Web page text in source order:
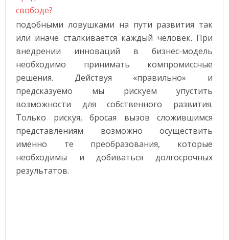
подобными ловушками на пути развития так
или иначе сталкивается каждый человек. При
внедрении инноваций в бизнес-модель
необходимо принимать компромиссные
решения. Действуя «правильно» и
предсказуемо мы рискуем упустить
возможности для собственного развития.
Только рискуя, бросая вызов сложившимся
представлениям возможно осуществить
именно те преобразования, которые
необходимы и добиваться долгосрочных
результатов.